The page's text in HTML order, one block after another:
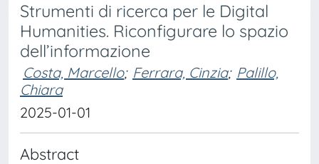
Strumenti di ricerca per le Digital
Humanities. Riconfigurare lo spazio
dell’informazione
Costa, Marcello; Ferrara, Cinzia; Palillo,
Chiara
2025-01-01
Abstract